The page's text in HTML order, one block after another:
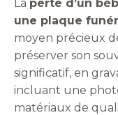
La perte d’un
une plaque
moyen précieux
préserver son
significatif, en
incluant une
matériaux de